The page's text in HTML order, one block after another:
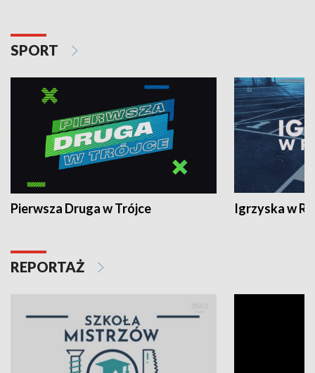
SPORT
Pierwsza Druga w Trójce Igrzyska w
REPORTAŻ